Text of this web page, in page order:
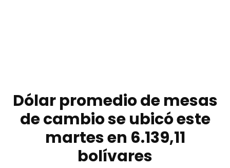
Dólar promedio de mesas
de cambio se ubicó este
martes en 6.139,11
bolívares